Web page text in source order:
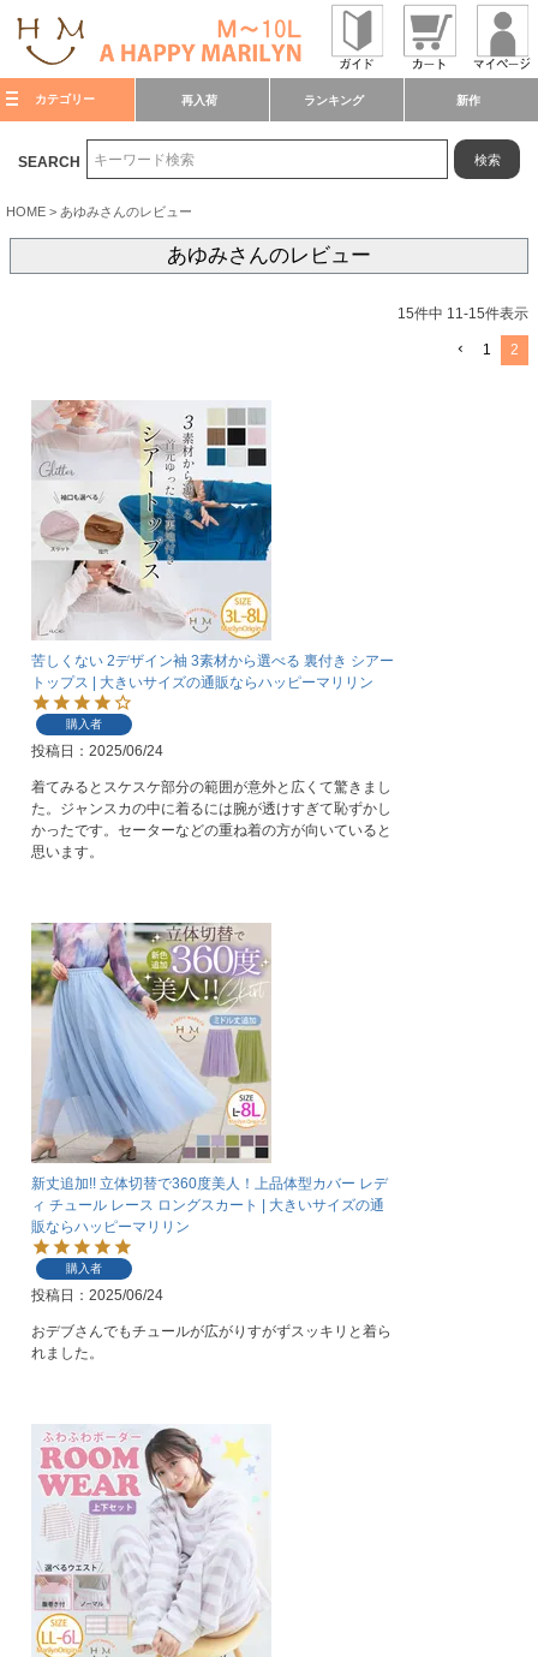
カテゴリー 再入荷 ランキング 新作
SEARCH 検索
HOME あゆみさんのレビュー
あゆみさんのレビュー
15件中 11-15件表示
1 2
苦しくない 2デザイン袖 3素材から選べる 裏付き シアー
トップス | 大きいサイズの通販ならハッピーマリリン
購入者
投稿日 2025/06/24
着てみるとスケスケ部分の範囲が意外と広くて驚きまし
た。ジャンスカの中に着るには腕が透けすぎて恥ずかし
かったです。セーターなどの重ね着の方が向いていると
思います。
新丈追加!! 立体切替で360度美人！上品体型カバー レデ
ィ チュール レース ロングスカート | 大きいサイズの通
販ならハッピーマリリン
購入者
投稿日 2025/06/24
おデブさんでもチュールが広がりすがずスッキリと着ら
れました。